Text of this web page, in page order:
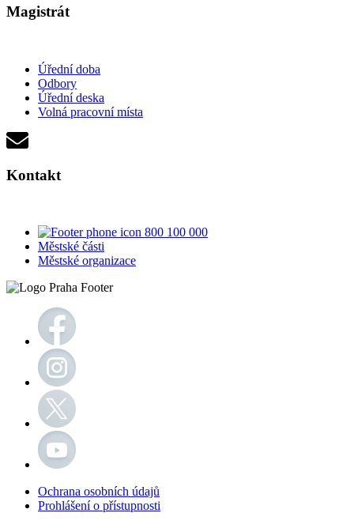
Magistrát
Úřední doba
Odbory
Úřední deska
Volná pracovní místa
Kontakt
800 100 000
Městské části
Městské organizace
Ochrana osobních údajů
Prohlášení o přístupnosti